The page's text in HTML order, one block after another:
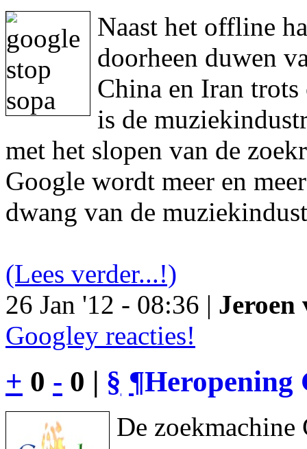
Naast het offline
doorheen duwen
China en Iran
is de
met het slopen van de
Google wordt meer en
dwang van de
(Lees verder...!)
26 Jan '12 - 08:36 | Jeroen
Googley reacties!
+ 0 - 0 | § ¶Heropening
De